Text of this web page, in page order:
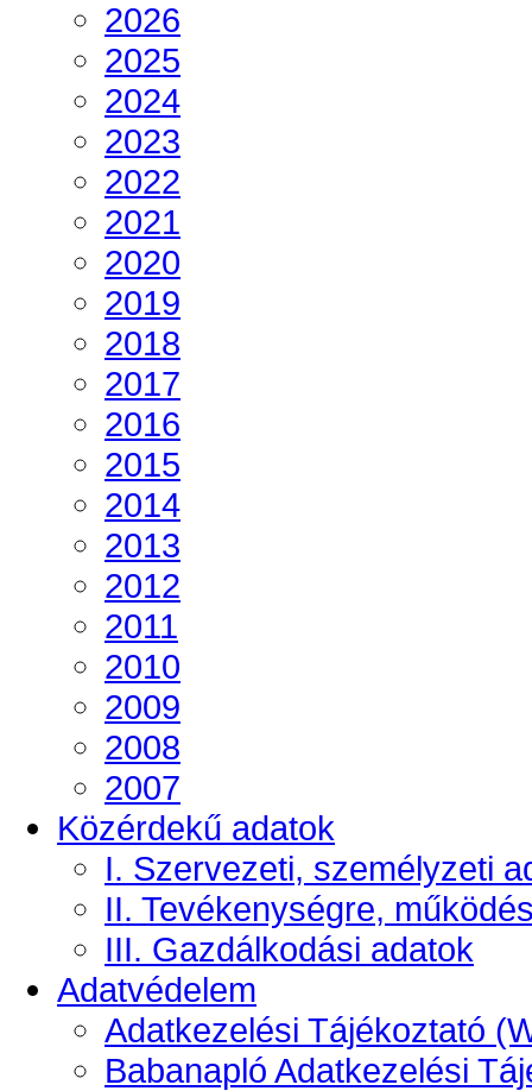
2026
2025
2024
2023
2022
2021
2020
2019
2018
2017
2016
2015
2014
2013
2012
2011
2010
2009
2008
2007
Közérdekű adatok
I. Szervezeti, személyzeti
II. Tevékenységre,
III. Gazdálkodási adatok
Adatvédelem
Adatkezelési Tájékoztató
Babanapló Adatkezelési